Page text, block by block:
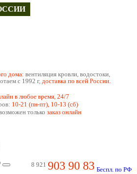
дома: вентиляция кровли, водостоки,
с 1992 г, доставка по всей России.
в любое время, 24/7
10-21 (пн-пт), 10-13 (сб)
только заказ онлайн
8 921 903 90 83 Беспл. по РФ